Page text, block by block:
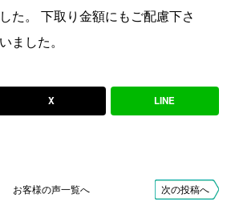
た。 下取り金額にもご配慮下さ
ました。
X LINE
お客様の声一覧へ 次の投稿へ
voice